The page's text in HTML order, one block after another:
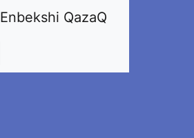
Enbekshi QazaQ